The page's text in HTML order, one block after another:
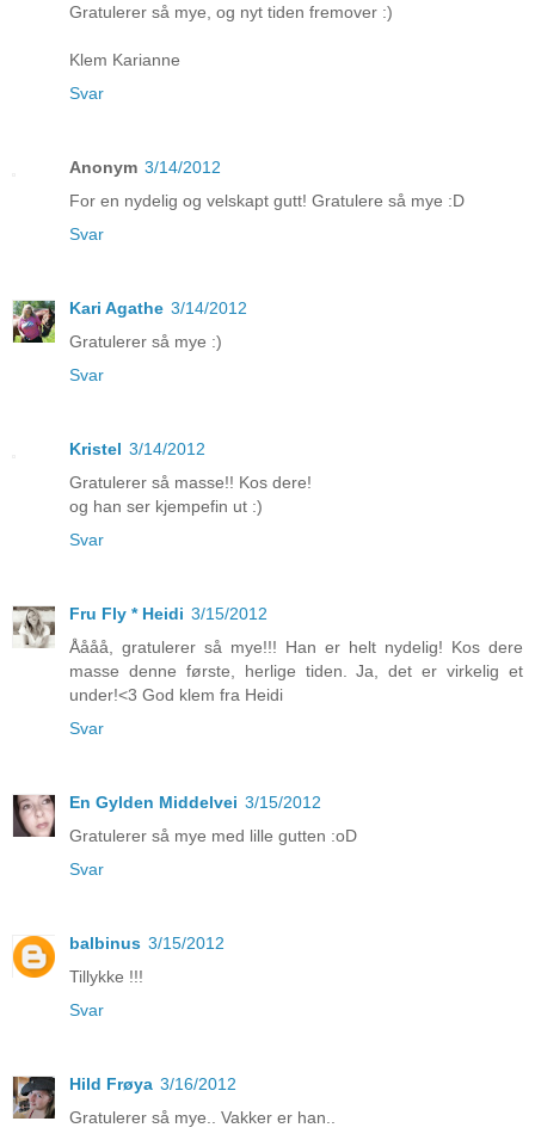
Gratulerer så mye, og nyt tiden fremover :)
Klem Karianne
Svar
Anonym 3/14/2012
For en nydelig og velskapt gutt! Gratulere så mye :D
Svar
Kari Agathe 3/14/2012
Gratulerer så mye :)
Svar
Kristel 3/14/2012
Gratulerer så masse!! Kos dere!
og han ser kjempefin ut :)
Svar
Fru Fly * Heidi 3/15/2012
Åååå, gratulerer så mye!!! Han er helt nydelig! Kos dere
masse denne første, herlige tiden. Ja, det er virkelig et
under!<3 God klem fra Heidi
Svar
En Gylden Middelvei 3/15/2012
Gratulerer så mye med lille gutten :oD
Svar
balbinus 3/15/2012
Tillykke !!!
Svar
Hild Frøya 3/16/2012
Gratulerer så mye.. Vakker er han..